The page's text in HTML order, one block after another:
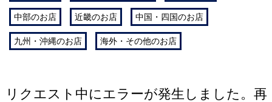
中部のお店 近畿のお店 中国・四国のお店
九州・沖縄のお店 海外・その他のお店
リクエスト中にエラーが発生しました。再